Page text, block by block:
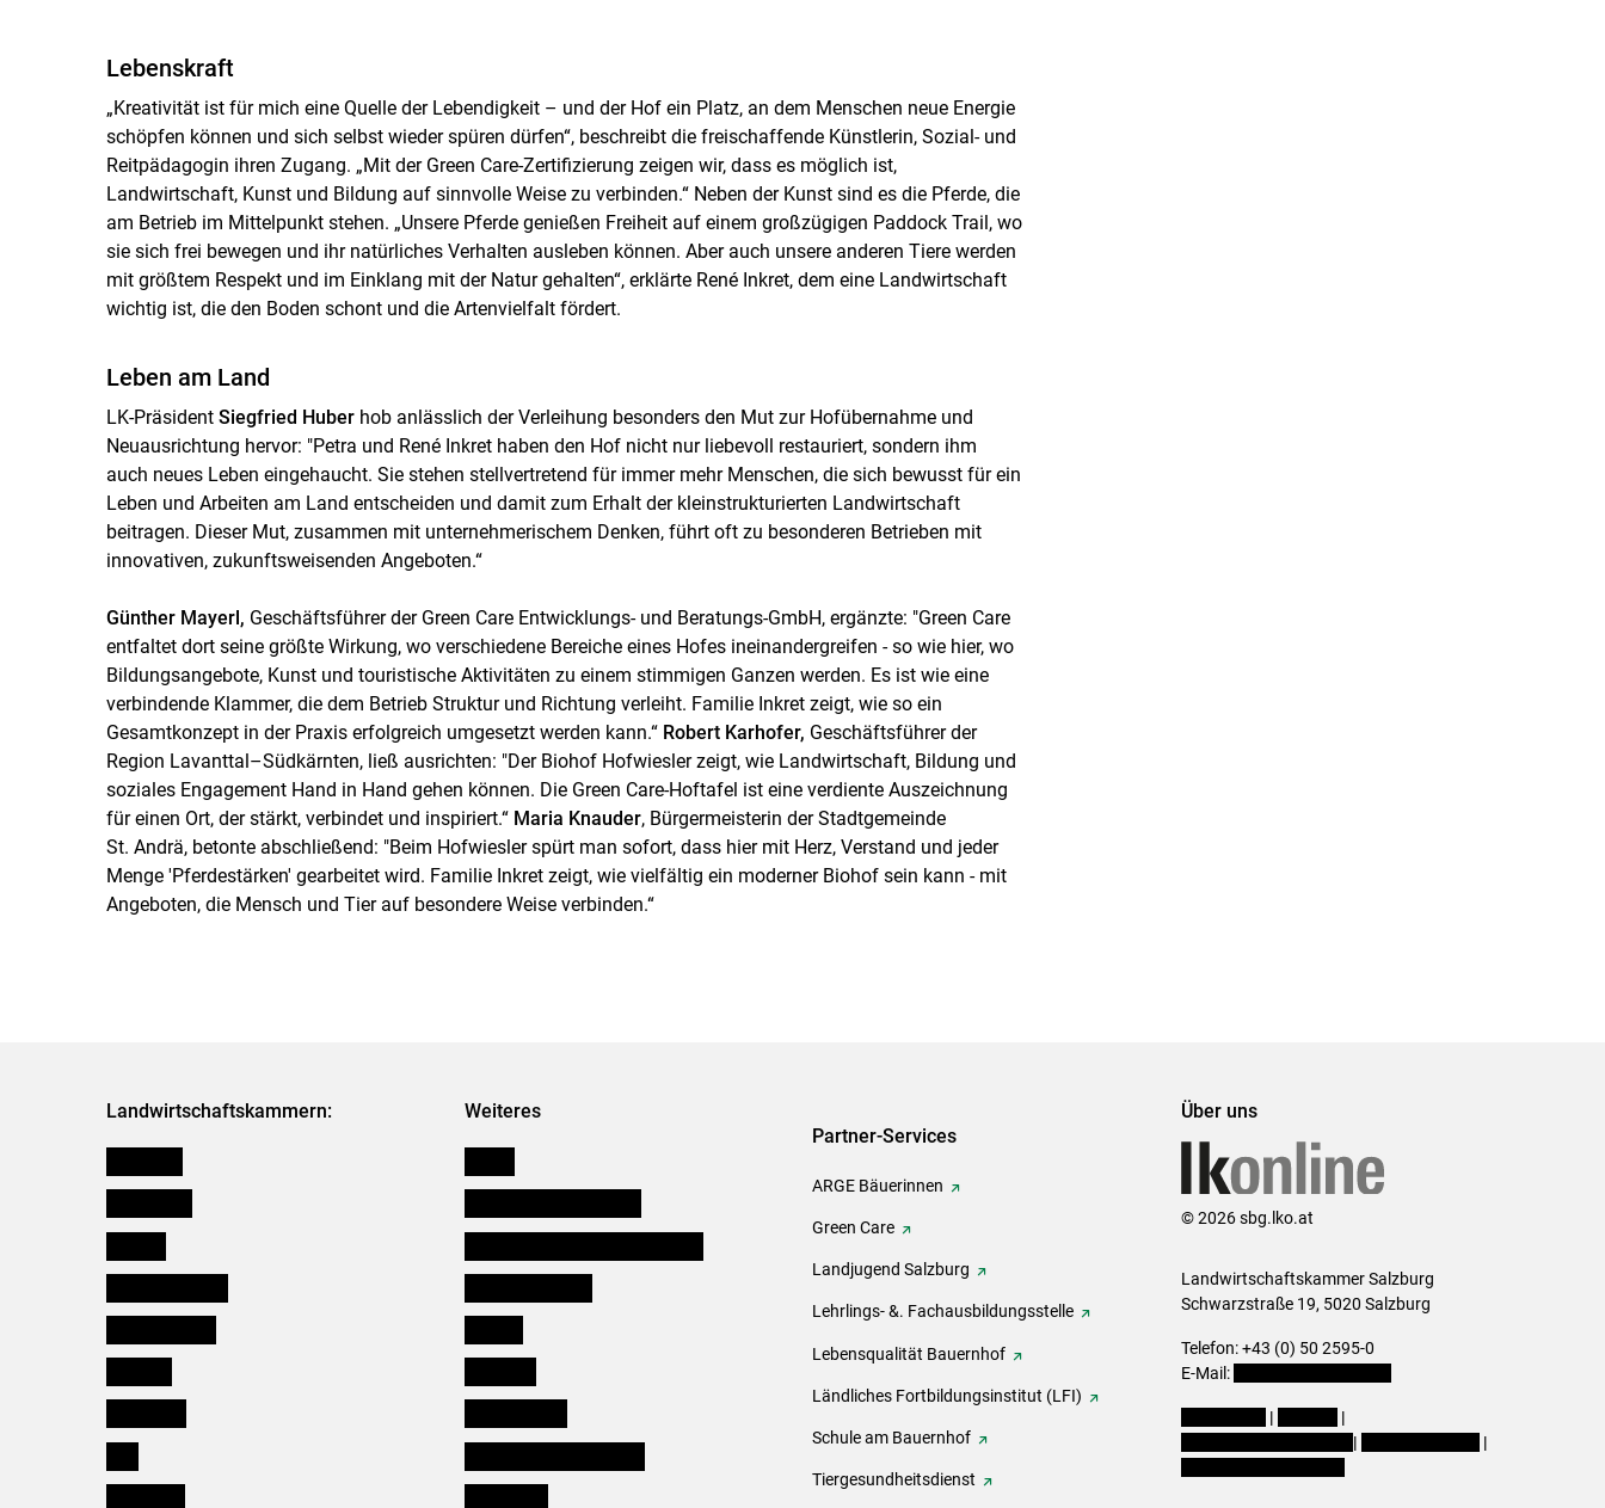
Lebenskraft
„Kreativität ist für mich eine Quelle der Lebendigkeit – und der Hof ein Platz, an dem Menschen neue Energie
schöpfen können und sich selbst wieder spüren dürfen“, beschreibt die freischaffende Künstlerin, Sozial- und
Reitpädagogin ihren Zugang. „Mit der Green Care-Zertifizierung zeigen wir, dass es möglich ist,
Landwirtschaft, Kunst und Bildung auf sinnvolle Weise zu verbinden.“ Neben der Kunst sind es die Pferde, die
am Betrieb im Mittelpunkt stehen. „Unsere Pferde genießen Freiheit auf einem großzügigen Paddock Trail, wo
sie sich frei bewegen und ihr natürliches Verhalten ausleben können. Aber auch unsere anderen Tiere werden
mit größtem Respekt und im Einklang mit der Natur gehalten“, erklärte René Inkret, dem eine Landwirtschaft
wichtig ist, die den Boden schont und die Artenvielfalt fördert.
Leben am Land
LK-Präsident Siegfried Huberhob anlässlich der Verleihung besonders den Mut zur Hofübernahme und
Neuausrichtung hervor: "Petra und René Inkret haben den Hof nicht nur liebevoll restauriert, sondern ihm
auch neues Leben eingehaucht. Sie stehen stellvertretend für immer mehr Menschen, die sich bewusst für ein
Leben und Arbeiten am Land entscheiden und damit zum Erhalt der kleinstrukturierten Landwirtschaft
beitragen. Dieser Mut, zusammen mit unternehmerischem Denken, führt oft zu besonderen Betrieben mit
innovativen, zukunftsweisenden Angeboten.“
Günther Mayerl, Geschäftsführer der Green Care Entwicklungs- und Beratungs-GmbH, ergänzte: "Green Care
entfaltet dort seine größte Wirkung, wo verschiedene Bereiche eines Hofes ineinandergreifen - so wie hier, wo
Bildungsangebote, Kunst und touristische Aktivitäten zu einem stimmigen Ganzen werden. Es ist wie eine
verbindende Klammer, die dem Betrieb Struktur und Richtung verleiht. Familie Inkret zeigt, wie so ein
Gesamtkonzept in der Praxis erfolgreich umgesetzt werden kann.“ Robert Karhofer, Geschäftsführer der
Region Lavanttal–Südkärnten, ließ ausrichten: "Der Biohof Hofwiesler zeigt, wie Landwirtschaft, Bildung und
soziales Engagement Hand in Hand gehen können. Die Green Care-Hoftafel ist eine verdiente Auszeichnung
für einen Ort, der stärkt, verbindet und inspiriert.“ Maria Knauder, Bürgermeisterin der Stadtgemeinde
St. Andrä, betonte abschließend: "Beim Hofwiesler spürt man sofort, dass hier mit Herz, Verstand und jeder
Menge 'Pferdestärken' gearbeitet wird. Familie Inkret zeigt, wie vielfältig ein moderner Biohof sein kann - mit
Angeboten, die Mensch und Tier auf besondere Weise verbinden.“
Landwirtschaftskammern: Weiteres
Partner-Services
ARGE Bäuerinnen
Green Care
Landjugend Salzburg
Lehrlings- &. Fachausbildungsstelle
Lebensqualität Bauernhof
Ländliches Fortbildungsinstitut (LFI)
Schule am Bauernhof
Tiergesundheitsdienst
Über uns
© 2026 sbg.lko.at
Landwirtschaftskammer Salzburg
Schwarzstraße 19, 5020 Salzburg
Telefon: +43 (0) 50 2595-0
E-Mail:
|
|
|
|